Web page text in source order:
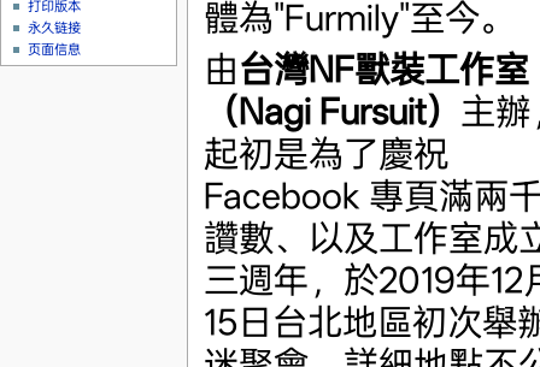
體為"Furmily"至今。
由台灣NF獸裝工作室
（Nagi Fursuit） 主辦
起初是為了慶祝
Facebook 專頁滿兩
讚數、以及工作室成
三週年，於2019年12
15日台北地區初次舉
打印版本
永久链接
页面信息